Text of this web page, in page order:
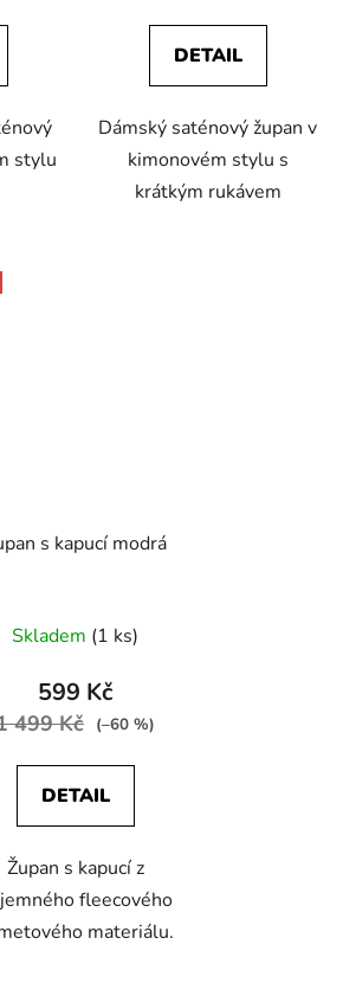
stylu
DETAIL
Dámský saténový župan v
kimonovém stylu s
krátkým rukávem
s kapucí modrá
Skladem (1 ks)
599 Kč
499 Kč (–60 %)
DETAIL
Župan s kapucí z
fleecového
materiálu.